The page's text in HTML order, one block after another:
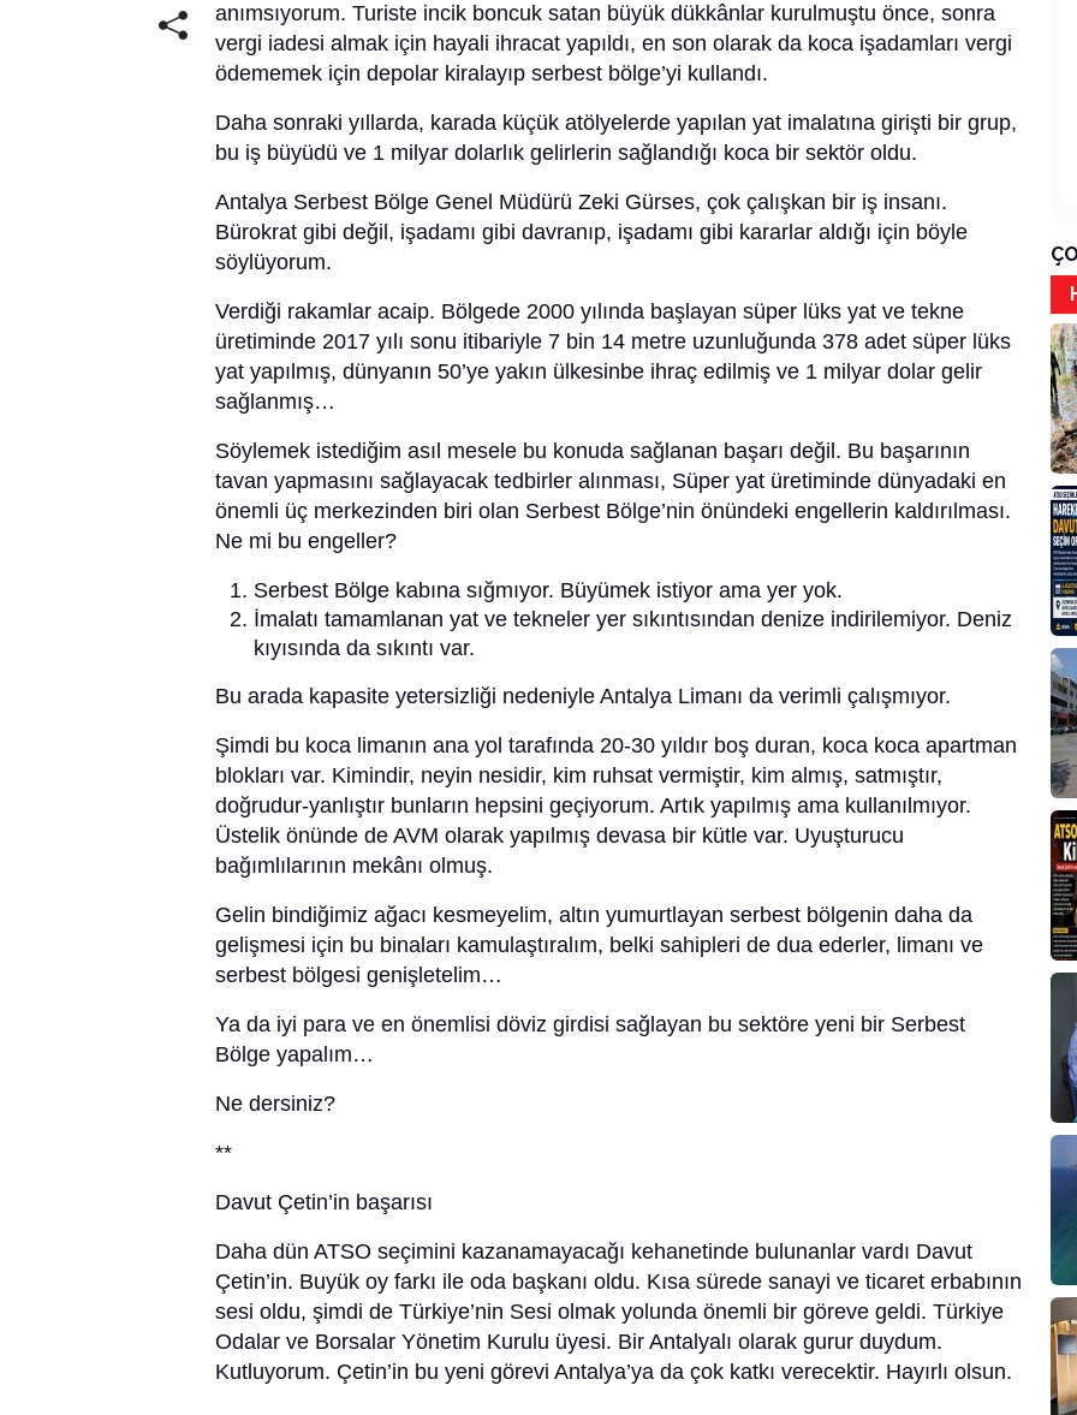
anımsıyorum. Turiste incik boncuk satan büyük dükkânlar kurulmuştu önce, sonra
vergi iadesi almak için hayali ihracat yapıldı, en son olarak da koca işadamları vergi
ödememek için depolar kiralayıp serbest bölge’yi kullandı.
Daha sonraki yıllarda, karada küçük atölyelerde yapılan yat imalatına girişti bir grup,
bu iş büyüdü ve 1 milyar dolarlık gelirlerin sağlandığı koca bir sektör oldu.
Antalya Serbest Bölge Genel Müdürü Zeki Gürses, çok çalışkan bir iş insanı.
Bürokrat gibi değil, işadamı gibi davranıp, işadamı gibi kararlar aldığı için böyle
söylüyorum.
Verdiği rakamlar acaip. Bölgede 2000 yılında başlayan süper lüks yat ve tekne
üretiminde 2017 yılı sonu itibariyle 7 bin 14 metre uzunluğunda 378 adet süper lüks
yat yapılmış, dünyanın 50’ye yakın ülkesinbe ihraç edilmiş ve 1 milyar dolar gelir
sağlanmış…
Söylemek istediğim asıl mesele bu konuda sağlanan başarı değil. Bu başarının
tavan yapmasını sağlayacak tedbirler alınması, Süper yat üretiminde dünyadaki en
önemli üç merkezinden biri olan Serbest Bölge’nin önündeki engellerin kaldırılması.
Ne mi bu engeller?
Serbest Bölge kabına sığmıyor. Büyümek istiyor ama yer yok.
İmalatı tamamlanan yat ve tekneler yer sıkıntısından denize indirilemiyor. Deniz
kıyısında da sıkıntı var.
Bu arada kapasite yetersizliği nedeniyle Antalya Limanı da verimli çalışmıyor.
Şimdi bu koca limanın ana yol tarafında 20-30 yıldır boş duran, koca koca apartman
blokları var. Kimindir, neyin nesidir, kim ruhsat vermiştir, kim almış, satmıştır,
doğrudur-yanlıştır bunların hepsini geçiyorum. Artık yapılmış ama kullanılmıyor.
Üstelik önünde de AVM olarak yapılmış devasa bir kütle var. Uyuşturucu
bağımlılarının mekânı olmuş.
Gelin bindiğimiz ağacı kesmeyelim, altın yumurtlayan serbest bölgenin daha da
gelişmesi için bu binaları kamulaştıralım, belki sahipleri de dua ederler, limanı ve
serbest bölgesi genişletelim…
Ya da iyi para ve en önemlisi döviz girdisi sağlayan bu sektöre yeni bir Serbest
Bölge yapalım…
Ne dersiniz?
**
Davut Çetin’in başarısı
Daha dün ATSO seçimini kazanamayacağı kehanetinde bulunanlar vardı Davut
Çetin’in. Buyük oy farkı ile oda başkanı oldu. Kısa sürede sanayi ve ticaret erbabının
sesi oldu, şimdi de Türkiye’nin Sesi olmak yolunda önemli bir göreve geldi. Türkiye
Odalar ve Borsalar Yönetim Kurulu üyesi. Bir Antalyalı olarak gurur duydum.
Kutluyorum. Çetin’in bu yeni görevi Antalya’ya da çok katkı verecektir. Hayırlı olsun.